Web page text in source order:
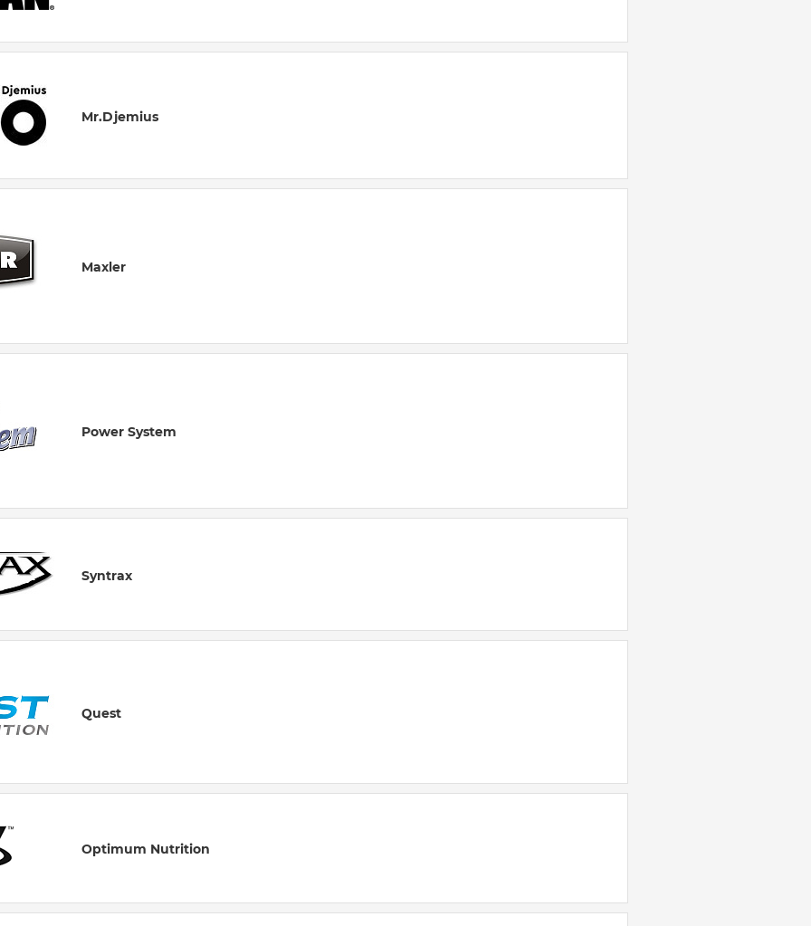
Mr.Djemius
Maxler
Power System
Syntrax
Quest
Optimum Nutrition